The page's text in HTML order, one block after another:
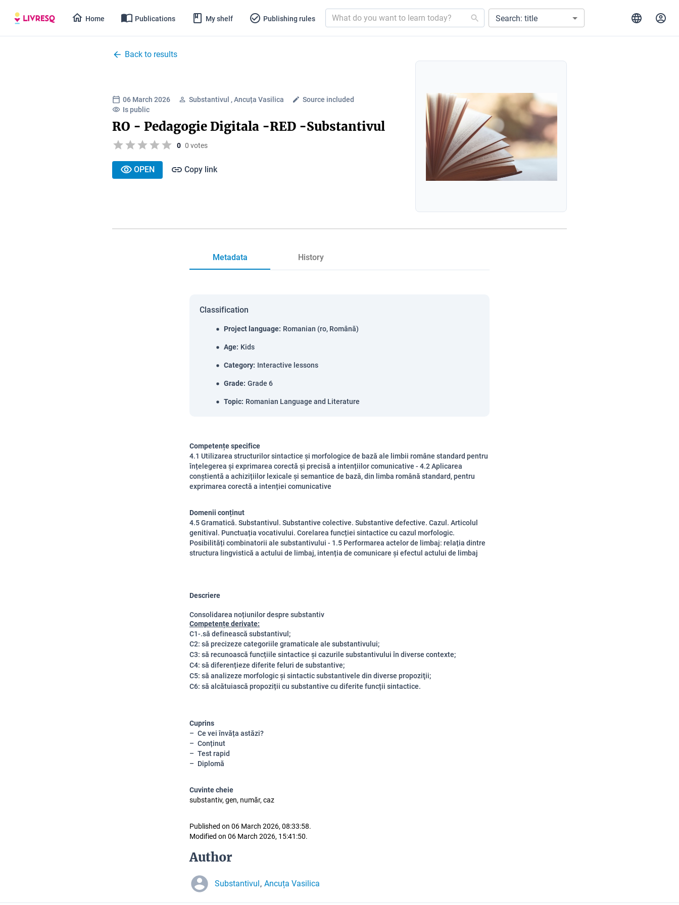
Home Publications My shelf Publishing rules Search: title
Back to results
06 March 2026 Substantivul , Ancuța Vasilica
Source included
Is public
RO - Pedagogie Digitala -RED -Substantivul
0 0 votes
OPEN Copy link
Metadata History
Classification
Project language: Romanian (ro, Română)
Age: Kids
Category: Interactive lessons
Grade: Grade 6
Topic: Romanian Language and Literature
Competențe specifice
4.1 Utilizarea structurilor sintactice și morfologice de bază ale limbii române standard pentru
înțelegerea și exprimarea corectă și precisă a intențiilor comunicative - 4.2 Aplicarea
conștientă a achizițiilor lexicale și semantice de bază, din limba română standard, pentru
exprimarea corectă a intenției comunicative
Domenii conținut
4.5 Gramatică. Substantivul. Substantive colective. Substantive defective. Cazul. Articolul
genitival. Punctuația vocativului. Corelarea funcției sintactice cu cazul morfologic.
Posibilități combinatorii ale substantivului - 1.5 Performarea actelor de limbaj: relația dintre
structura lingvistică a actului de limbaj, intenția de comunicare și efectul actului de limbaj
Descriere
Consolidarea noțiunilor despre substantiv
Competențe derivate:
C1-.să definească substantivul;
C2: să precizeze categoriile gramaticale ale substantivului;
C3: să recunoască funcțiile sintactice și cazurile substantivului în diverse contexte;
C4: să diferențieze diferite feluri de substantive;
C5: să analizeze morfologic și sintactic substantivele din diverse propoziţii;
C6: să alcătuiască propoziții cu substantive cu diferite funcții sintactice.
Cuprins
Ce vei învăța astăzi?
Conținut
Test rapid
Diplomă
Cuvinte cheie
substantiv, gen, număr, caz
Published on 06 March 2026, 08:33:58.
Modified on 06 March 2026, 15:41:50.
Author
Substantivul, Ancuța Vasilica